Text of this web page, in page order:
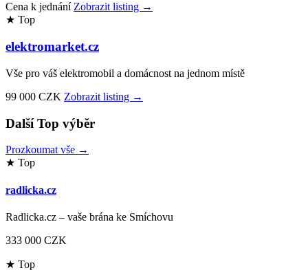
Cena k jednání Zobrazit listing →
★ Top
elektromarket.cz
Vše pro váš elektromobil a domácnost na jednom místě
99 000 CZK Zobrazit listing →
Další Top výběr
Prozkoumat vše →
★ Top
radlicka.cz
Radlicka.cz – vaše brána ke Smíchovu
333 000 CZK
★ Top